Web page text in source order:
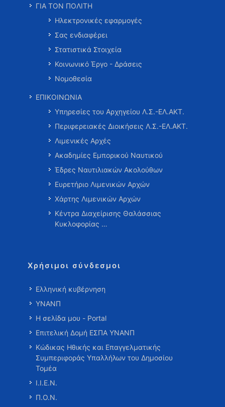
ΓΙΑ ΤΟΝ ΠΟΛΙΤΗ
Ηλεκτρονικές εφαρμογές
Σας ενδιαφέρει
Στατιστικά Στοιχεία
Κοινωνικό Έργο - Δράσεις
Νομοθεσία
ΕΠΙΚΟΙΝΩΝΙΑ
Υπηρεσίες του Αρχηγείου Λ.Σ.-ΕΛ.ΑΚΤ.
Περιφερειακές Διοικήσεις Λ.Σ.-ΕΛ.ΑΚΤ.
Λιμενικές Αρχές
Ακαδημίες Εμπορικού Ναυτικού
Έδρες Ναυτιλιακών Ακολούθων
Ευρετήριο Λιμενικών Αρχών
Χάρτης Λιμενικών Αρχών
Κέντρα Διαχείρισης Θαλάσσιας
Κυκλοφορίας …
Χρήσιμοι σύνδεσμοι
Ελληνική κυβέρνηση
ΥΝΑΝΠ
Η σελίδα μου - Portal
Επιτελική Δομή ΕΣΠΑ ΥΝΑΝΠ
Κώδικας Ηθικής και Επαγγελματικής
Συμπεριφοράς Υπαλλήλων του Δημοσίου
Τομέα
Ι.Ι.Ε.Ν.
Π.Ο.Ν.